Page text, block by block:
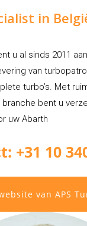
in
u al sinds 2011
van
turbo’s. Met
bent u
uw Abarth
+31 10
van APS